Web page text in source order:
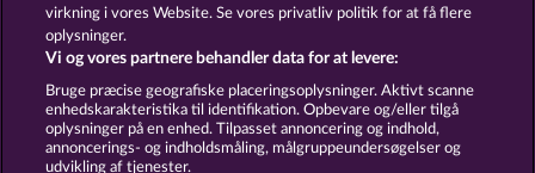
Indsend anmodning om tilbagetrækning
virkning i vores Website. Se vores privatliv politik for at få flere
oplysninger.
Vi og vores partnere behandler data for at levere:
Bruge præcise geografiske placeringsoplysninger. Aktivt scanne
enhedskarakteristika til identifikation. Opbevare og/eller tilgå
oplysninger på en enhed. Tilpasset annoncering og indhold,
annoncerings- og indholdsmåling, målgruppeundersøgelser og
udvikling af tjenester.